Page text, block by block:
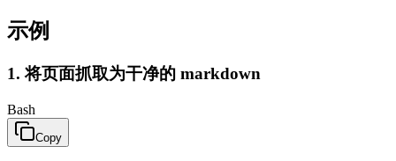
示例
1. 将页面抓取为干净的 markdown
Bash
Copy